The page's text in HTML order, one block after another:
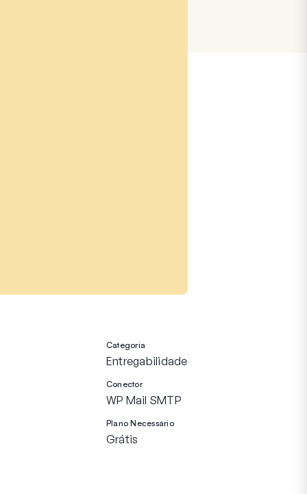
Categoria
Entregabilidade
Conector
WP Mail SMTP
Plano Necessário
Grátis